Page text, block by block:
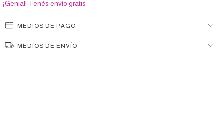
¡Genial! Tenés envío gratis
MEDIOS DE PAGO
MEDIOS DE ENVÍO